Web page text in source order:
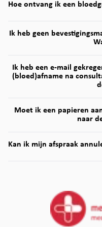
Hoe ontvang ik een
Ik heb geen
Ik heb een e-mail
(bloed)afname na
Moet ik een papieren
naar
Kan ik mijn afspraak